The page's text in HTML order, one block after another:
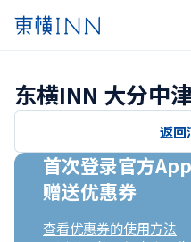
东横INN 大分中
返回
首次登录官方App
赠送优惠券
查看优惠券的使用方法